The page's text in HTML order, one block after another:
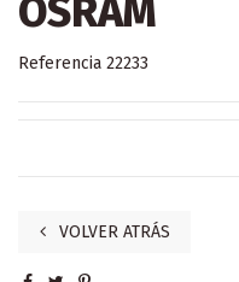
OSRAM
Referencia 22233
VOLVER ATRÁS